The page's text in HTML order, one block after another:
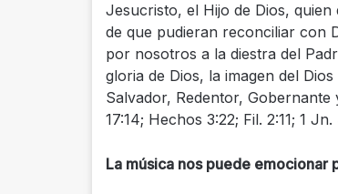
Jesucristo, el Hijo de Dios,
de que pudieran reconciliar con
por nosotros a la diestra del
gloria de Dios, la imagen del
Salvador, Redentor, Gobernante
17:14; Hechos 3:22; Fil. 2:11; 1
La música nos puede emocionar